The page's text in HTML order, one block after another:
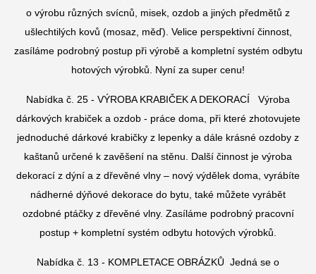
o výrobu různých svícnů, misek, ozdob a jiných předmětů z
ušlechtilých kovů (mosaz, měď). Velice perspektivní činnost,
zasíláme podrobný postup při výrobě a kompletní systém odbytu
hotových výrobků. Nyní za super cenu!
Nabídka č. 25 - VÝROBA KRABIČEK A DEKORACÍ
Výroba
dárkových krabiček a ozdob - práce doma, při které zhotovujete
jednoduché dárkové krabičky z lepenky a dále krásné ozdoby z
kaštanů určené k zavěšení na stěnu. Další činnost je výroba
dekorací z dýní a z dřevěné vlny – nový výdělek doma, vyrábíte
nádherné dýňové dekorace do bytu, také můžete vyrábět
ozdobné ptáčky z dřevěné vlny. Zasíláme podrobný pracovní
postup + kompletní systém odbytu hotových výrobků.
Nabídka č. 13 - KOMPLETACE OBRÁZKŮ Jedná se o